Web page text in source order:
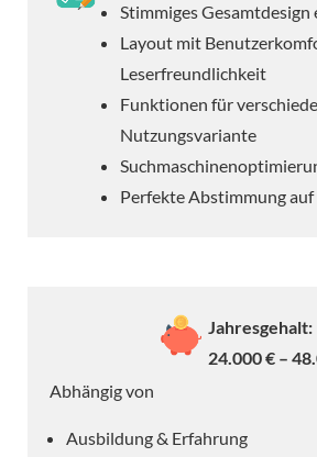
Stimmiges
Layout mit
Leserfreundlichkeit
Funktionen für
Nutzungsvariante
Perfekte Abstimmung
Jahresgehalt:
24.000 € –
Abhängig von
Ausbildung & Erfahrung